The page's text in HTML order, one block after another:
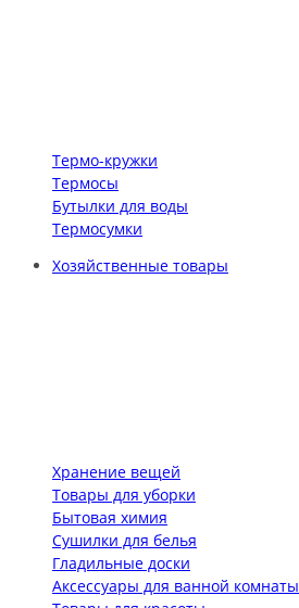
Термо-кружки
Термосы
Бутылки для воды
Термосумки
Хозяйственные товары
Хранение вещей
Товары для уборки
Бытовая химия
Сушилки для белья
Гладильные доски
Аксессуары для ванной комнаты